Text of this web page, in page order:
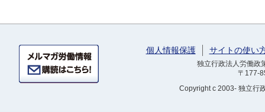
個人情報保護 サイトの使い
独立行政法人労働
〒177-
Copyrightc 2003- 独立行